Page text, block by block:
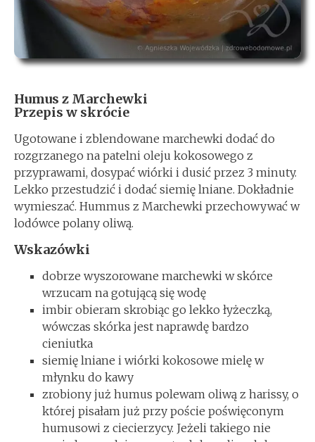
Humus z Marchewki
Przepis w skrócie
Ugotowane i zblendowane marchewki dodać do
rozgrzanego na patelni oleju kokosowego z
przyprawami, dosypać wiórki i dusić przez 3 minuty.
Lekko przestudzić i dodać siemię lniane. Dokładnie
wymieszać. Hummus z Marchewki przechowywać w
lodówce polany oliwą.
Wskazówki
dobrze wyszorowane marchewki w skórce
wrzucam na gotującą się wodę
imbir obieram skrobiąc go lekko łyżeczką,
wówczas skórka jest naprawdę bardzo
cieniutka
siemię lniane i wiórki kokosowe mielę w
młynku do kawy
zrobiony już humus polewam oliwą z harissy, o
której pisałam już przy poście poświęconym
humusowi z ciecierzycy. Jeżeli takiego nie